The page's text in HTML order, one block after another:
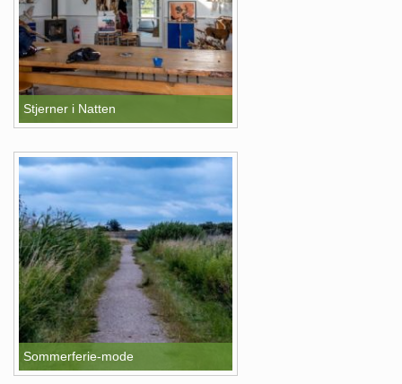
Stjerner i Natten
Sommerferie-mode